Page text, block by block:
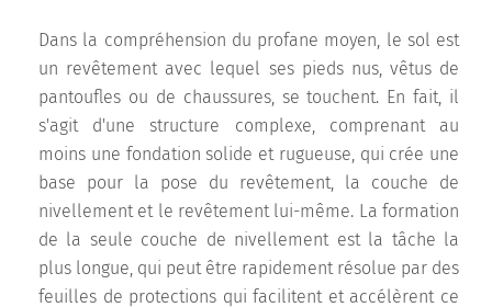
Dans la compréhension du profane moyen, le sol est
un revêtement avec lequel ses pieds nus, vêtus de
pantoufles ou de chaussures, se touchent. En fait, il
s'agit d'une structure complexe, comprenant au
moins une fondation solide et rugueuse, qui crée une
base pour la pose du revêtement, la couche de
nivellement et le revêtement lui-même. La formation
de la seule couche de nivellement est la tâche la
plus longue, qui peut être rapidement résolue par des
feuilles de protections qui facilitent et accélèrent ce